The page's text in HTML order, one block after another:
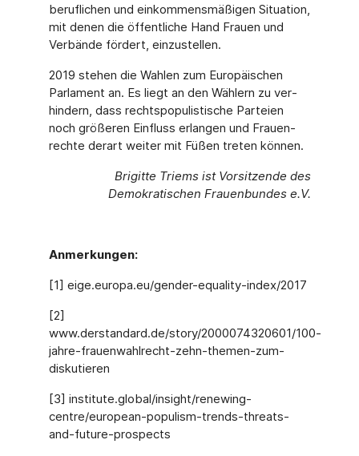
beruflichen und einkommensmäßigen Situation,
mit denen die öffentliche Hand Frauen und
Verbände fördert, einzustellen.
2019 stehen die Wahlen zum Europäischen
Parlament an. Es liegt an den Wählern zu ver­
hindern, dass rechtspopulistische Parteien
noch größeren Einfluss erlangen und Frauen­
rechte derart weiter mit Füßen treten können.
Brigitte Triems ist Vorsitzende des
Demokratischen Frauenbundes e.V.
Anmerkungen:
[1] eige.europa.eu/gender-equality-index/2017
[2]
www.derstandard.de/story/2000074320601/100-
jahre-frauenwahlrecht-zehn-themen-zum-
diskutieren
[3] institute.global/insight/renewing-
centre/european-populism-trends-threats-
and-future-prospects